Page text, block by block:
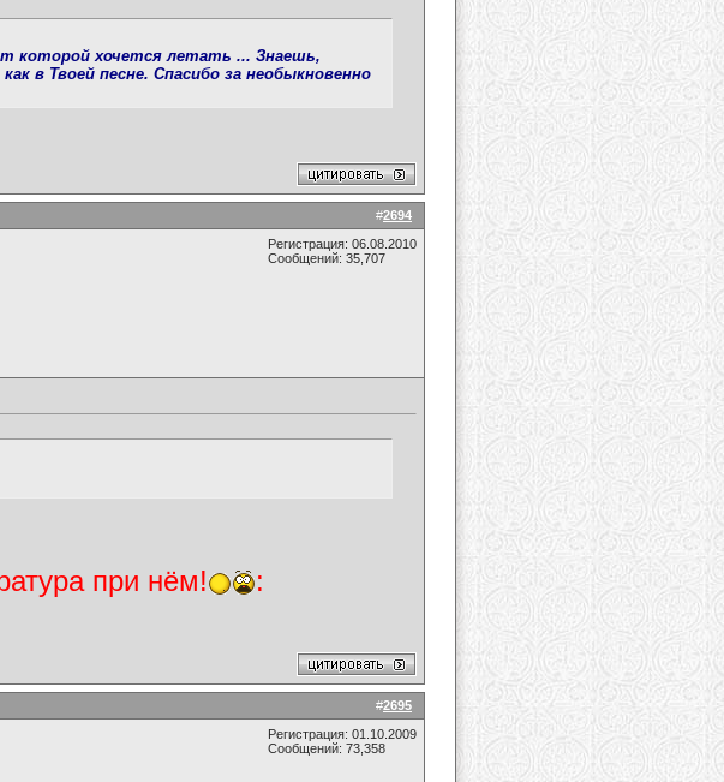
которой хочется летать ... Знаешь,
в Твоей песне. Спасибо за необыкновенно
#2694
Регистрация: 06.08.2010
Сообщений: 35,707
при нём! :
#2695
Регистрация: 01.10.2009
Сообщений: 73,358